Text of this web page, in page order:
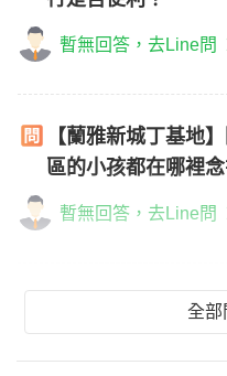
暫無回答，去Line問
【蘭雅新城丁基地
區的小孩都在哪裡念
暫無回答，去Line問
全部